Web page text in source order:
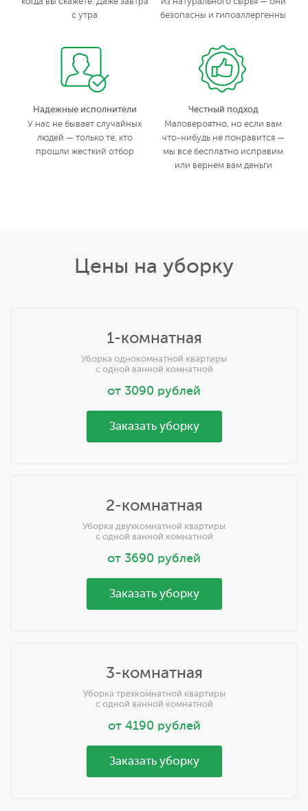
с утра
безопасны и гипоаллергенны
Надежные исполнители
У нас не бывает случайных
людей — только те, кто
прошли жесткий отбор
Честный подход
Маловероятно, но если вам
что-нибудь не понравится —
мы все бесплатно исправим
или вернем вам деньги
Цены на уборку
1-комнатная
Уборка однокомнатной квартиры
с одной ванной комнатной
от 3090 рублей
Заказать уборку
2-комнатная
Уборка двухкомнатной квартиры
с одной ванной комнатной
от 3690 рублей
Заказать уборку
3-комнатная
Уборка трехкомнатной квартиры
с одной ванной комнатной
от 4190 рублей
Заказать уборку